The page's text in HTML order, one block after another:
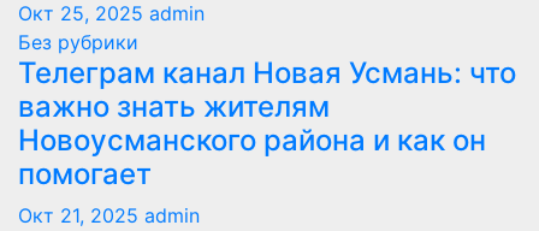
Окт 25, 2025 admin
Без рубрики
Телеграм канал Новая Усмань: что
важно знать жителям
Новоусманского района и как он
помогает
Окт 21, 2025 admin